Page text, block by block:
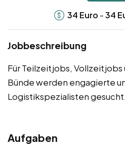
34 Euro -34
Jobbeschreibung
Für Teilzeitjobs, Vollzeitjobs
Bünde werden engagierte
Logistikspezialisten gesucht.
Aufgaben